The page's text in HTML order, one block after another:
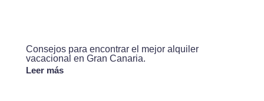
Consejos para encontrar el mejor alquiler
vacacional en Gran Canaria.
Leer más